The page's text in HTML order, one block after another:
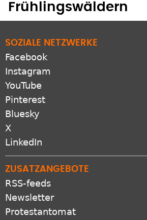
Frühlingswäldern
SOZIALE NETZWERKE
Facebook
Instagram
YouTube
Pinterest
Bluesky
X
LinkedIn
ZUSATZANGEBOTE
RSS-feeds
Newsletter
Protestantomat